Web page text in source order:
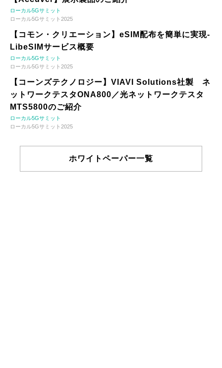
ローカル5Gサミット
ローカル5Gサミット2025
【コモン・クリエーション】eSIM配布を簡単に実現-
LibeSIMサービス概要
ローカル5Gサミット
ローカル5Gサミット2025
【コーンズテクノロジー】VIAVI Solutions社製 ネ
ットワークテスタONA800／光ネットワークテスタ
MTS5800のご紹介
ローカル5Gサミット
ローカル5Gサミット2025
ホワイトペーパー一覧